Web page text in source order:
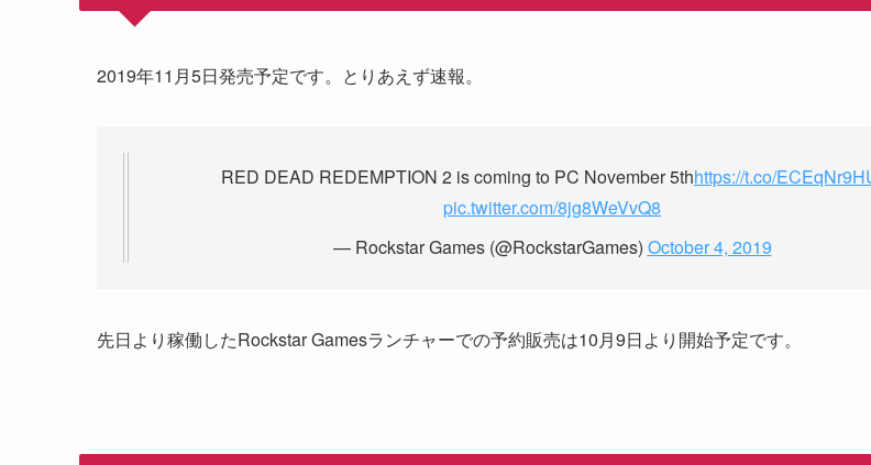
2019年11月5日発売予定です。とりあえず速報。
RED DEAD REDEMPTION 2 is coming to PC November 5thhttps://t.co/
pic.twitter.com/8jg8WeVvQ8
— Rockstar Games (@RockstarGames) October 4, 2019
先日より稼働したRockstar Gamesランチャーでの予約販売は10月9日より開始予定です。